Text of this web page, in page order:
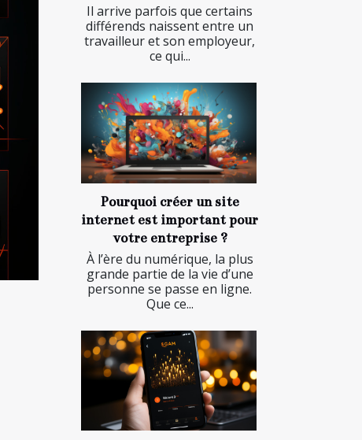
Il arrive parfois que certains
différends naissent entre un
travailleur et son employeur,
ce qui...
Pourquoi créer un site
internet est important pour
votre entreprise ?
À l’ère du numérique, la plus
grande partie de la vie d’une
personne se passe en ligne.
Que ce...